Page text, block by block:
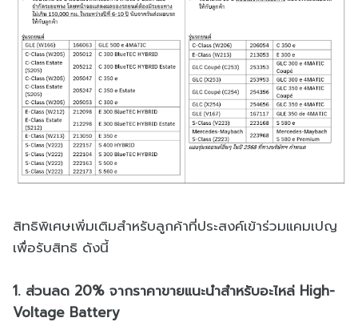
สิทธิพิเศษเพิ่มเติมสำหรับลูกค้าที่ประสงค์เข้าร่วมแคมเปญ
เพื่อรับสิทธิ ดังนี้
1. ส่วนลด 20% จากราคาขายแนะนำสำหรับอะไหล่ High-
Voltage Battery